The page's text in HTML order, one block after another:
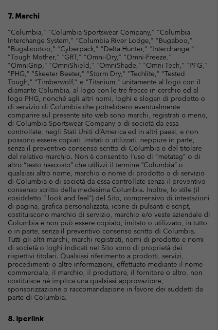
7. Marchi
"Columbia," "Columbia Sportswear Company," "Columbia
Interchange System," "Columbia River Lodge," "Bugaboo,"
"Bugabootoo," "Cyberpack," "Delta Hunter," "Interchange,"
"Tough Mother," "GRT," "Omni-Dry," "Omni-Freeze,"
"OmniGrip," "OmniShield," "OmniShade," "Omni-Tech," "PFG,"
"PHG," "Skeeter Beeter," "Storm Dry," "Techlite," "Tested
Tough," "Timberwolf," e "Titanium," unitamente al logo con il
diamante Columbia, al logo con le tre frecce in cerchio ed al
logo PHG, nonché agli altri nomi, loghi e slogan di prodotto o
di servizio di Columbia che potrebbero eventualmente
comparire sul presente sito web sono marchi, registrati o meno,
di Columbia Sportswear Company o di società da essa
controllate, negli Stati Uniti d’America ed in altri paesi, e non
possono essere copiati, imitati o utilizzati, neppure in parte,
senza il preventivo consenso scritto di Columbia o del titolare
del relativo marchio. Non è consentito l’uso di "metatag" o di
altro “testo nascosto” che utilizzi il termine “Columbia” o
qualsiasi altro nome, marchio o nome di prodotto o di servizio
di Columbia o di società da essa controllate senza il preventivo
consenso scritto della medesima Columbia. Inoltre, lo stile (il
cosiddetto “ look and feel”) del Sito, comprensivo di intestazioni
di pagina, grafica personalizzata, icone di pulsanti e script,
costituiscono marchio di servizio, marchio e/o veste aziendale di
Columbia e non può essere copiato, imitato o utilizzato, in tutto
o in parte, senza il preventivo consenso scritto di Columbia.
Tutti gli altri marchi, marchi registrati, nomi di prodotto e nomi
di società o loghi indicati nel Sito sono di proprietà dei
rispettivi titolari. Qualsiasi riferimento a prodotti, servizi,
procedimenti o altre informazioni, effettuato mediante il nome
commerciale, il marchio, il produttore, il fornitore o altro, non
costituisce né implica una qualsiasi approvazione,
sponsorizzazione o raccomandazione in favore dei suddetti da
parte di Columbia.
8. Iperlink